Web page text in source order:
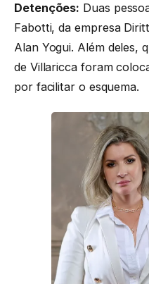
Detenções: Duas
Fabotti, da empresa
Alan Yogui. Além deles,
de Villaricca foram
por facilitar o esquema.